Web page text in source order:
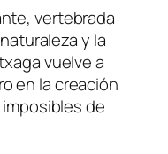
vertebrada
y la
vuelve a
en la creación
de